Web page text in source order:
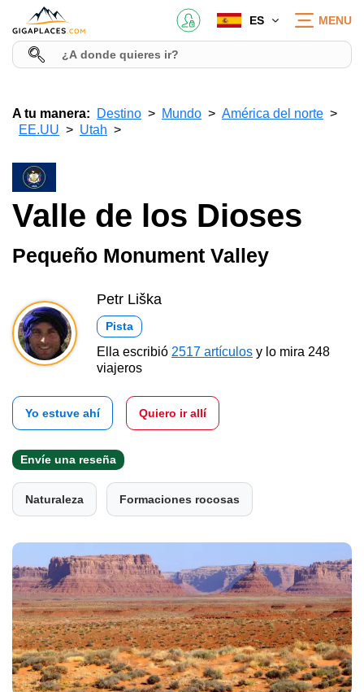
ES MENU
A tu manera: Destino Mundo
América del norte
EE.UU
Utah
Valle de los Dioses
Pequeño Monument Valley
Petr Liška
Pista
Ella escribió 2517 artículos y lo mira 248
viajeros
Yo estuve ahí Quiero ir allí
Envíe una reseña
Naturaleza Formaciones rocosas